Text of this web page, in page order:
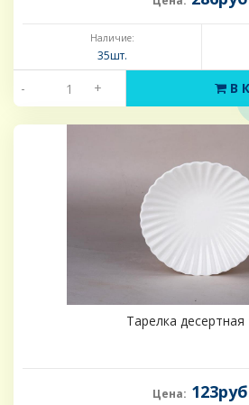
Наличие:
35шт.
- + В
Тарелка десертная
Цена: